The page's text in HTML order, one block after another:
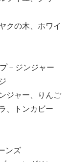
の木、ホワイ
－ジンジャー
ジャー、りんご
、トンカビー
ンズ